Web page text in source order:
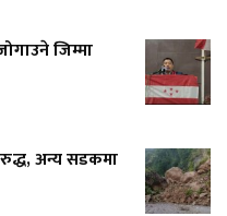
जिम्मा
अन्य सडकमा